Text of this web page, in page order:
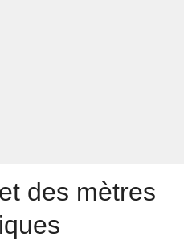
des mètres